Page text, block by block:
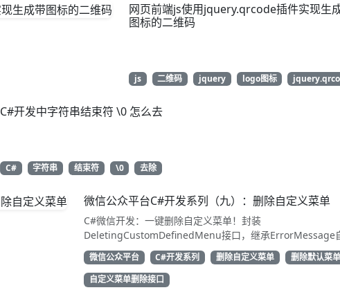
网页前端js使用jquery.qrcode插件实现生
图标的二维码
js 二维码 jquery logo图标
C#开发中字符串结束符 \0 怎么去
C# 字符串 结束符 \0 去除
微信公众平台C#开发系列（九）：删除自定义菜单
C#微信开发：一键删除自定义菜单！封装
DeletingCustomDefinedMenu接口，继承ErrorMessage
解析结果。只需access_token即可调用API清除配置。代码简
用性强，告别繁琐XML处理，直接GetResponse获取状态。
动态管理公众号的开发者，建议收藏备用！
微信公众平台 C#开发系列 删除自定义菜单
删除默认菜单
自定义菜单删除接口